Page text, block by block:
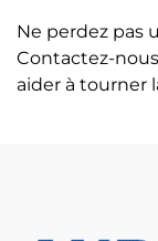
Ne perdez pas
Contactez-
aider à tourner